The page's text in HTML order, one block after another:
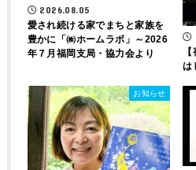
2026.08.05
愛され続ける家でまちと家族を
豊かに「㈱ホームラボ」～2026
年７月福岡支局・協力会より
は
お知らせ